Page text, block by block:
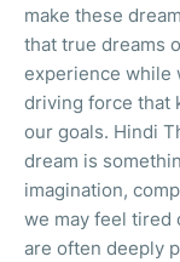
make these
that true dreams
experience while
driving force that
our goals. Hindi
dream is
imagination,
we may feel tired
are often deeply